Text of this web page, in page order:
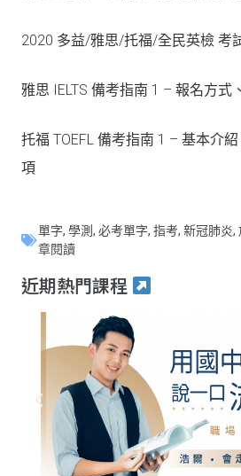
2020 多益/雅思/托福/全民英檢 考
雅思 IELTS 備考指南 1 – 報名方式
托福 TOEFL 備考指南 1 – 基本介
項
單字, 學測, 必考單字, 指考, 新冠肺炎,
章閱讀
近期熱門課程